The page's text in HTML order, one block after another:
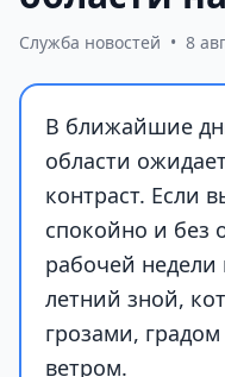
Служба новостей • 8
В ближайшие
области
контраст. Если
спокойно и без
рабочей недели
летний зной,
грозами,
ветром.